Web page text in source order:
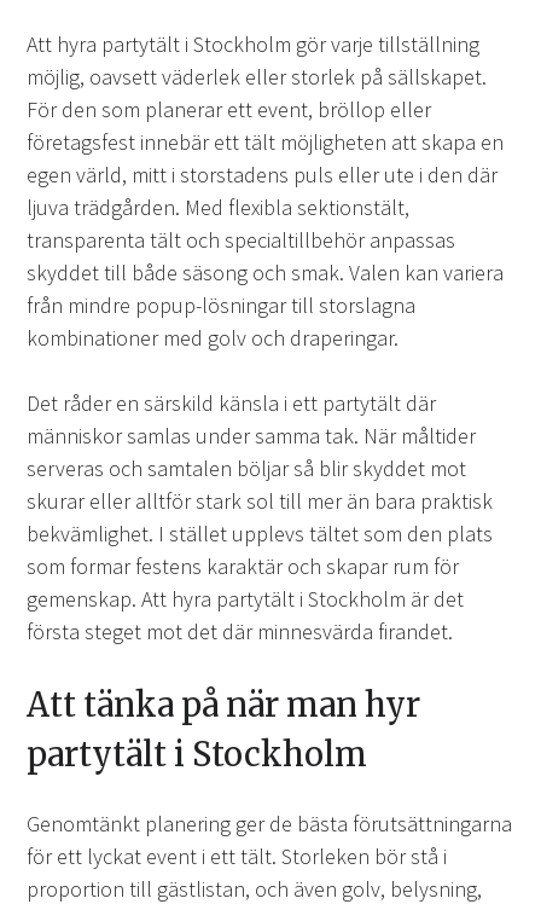
Att hyra partytält i Stockholm gör varje tillställning
möjlig, oavsett väderlek eller storlek på sällskapet.
För den som planerar ett event, bröllop eller
företagsfest innebär ett tält möjligheten att skapa en
egen värld, mitt i storstadens puls eller ute i den där
ljuva trädgården. Med flexibla sektionstält,
transparenta tält och specialtillbehör anpassas
skyddet till både säsong och smak. Valen kan variera
från mindre popup-lösningar till storslagna
kombinationer med golv och draperingar.
Det råder en särskild känsla i ett partytält där
människor samlas under samma tak. När måltider
serveras och samtalen böljar så blir skyddet mot
skurar eller alltför stark sol till mer än bara praktisk
bekvämlighet. I stället upplevs tältet som den plats
som formar festens karaktär och skapar rum för
gemenskap. Att hyra partytält i Stockholm är det
första steget mot det där minnesvärda firandet.
Att tänka på när man hyr
partytält i Stockholm
Genomtänkt planering ger de bästa förutsättningarna
för ett lyckat event i ett tält. Storleken bör stå i
proportion till gästlistan, och även golv, belysning,